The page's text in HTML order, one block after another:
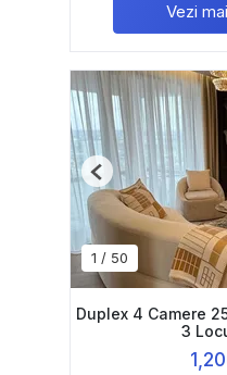
Vezi
1 / 50
Previous
Duplex 4 Camere
3